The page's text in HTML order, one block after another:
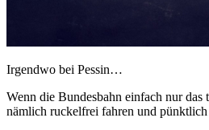
Irgendwo bei Pessin…
Wenn die Bundesbahn einfach nur das
nämlich ruckelfrei fahren und